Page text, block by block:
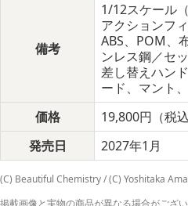
備考
1/12スケール
アクションフ
ABS、POM、
ンレス鋼／セ
差し替えハン
ード、マント
価格
19,800円（税込
発売日
2027年1月
(C) Beautiful Chemistry / (C) Yoshitaka
掲載画像と実物の商品が異なる場合がござ